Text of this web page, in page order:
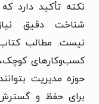
نکته تأکید دارد
شناخت دقیق
نیست. مطالب
کسب‌وکارهای کوچک،
حوزه مدیریت
برای حفظ و